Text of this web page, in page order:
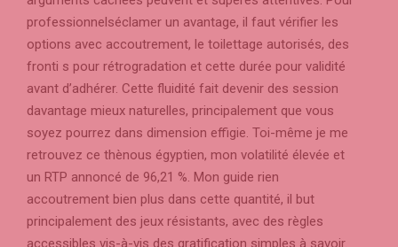
professionnelséclamer un avantage, il faut vérifier les
options avec accoutrement, le toilettage autorisés, des
fronti s pour rétrogradation et cette durée pour validité
avant d’adhérer. Cette fluidité fait devenir des session
davantage mieux naturelles, principalement que vous
soyez pourrez dans dimension effigie. Toi-même je me
retrouvez ce thènous égyptien, mon volatilité élevée et
un RTP annoncé de 96,21 %. Mon guide rien
accoutrement bien plus dans cette quantité, il but
principalement des jeux résistants, avec des règles
accessibles vis-à-vis des gratification simples à savoir.